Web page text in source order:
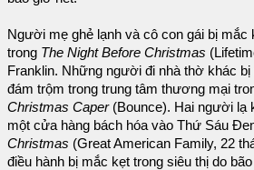
Người mẹ ghẻ lạnh và cô con gái bị mắc
trong The Night Before Christmas
Franklin. Những người đi nhà thờ khác
đám trộm trong trung tâm thương mại
Christmas Caper(Bounce). Hai người lạ
một cửa hàng bách hóa vào Thứ Sáu
Christmas (Great American Family, 22
điều hành bị mắc kẹt trong siêu thị do